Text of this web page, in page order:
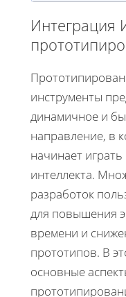
Интеграция
инструменты
динамичное и
направление, в
начинает
интеллекта.
разработок
для повышения
времени и
прототипов. В
основные